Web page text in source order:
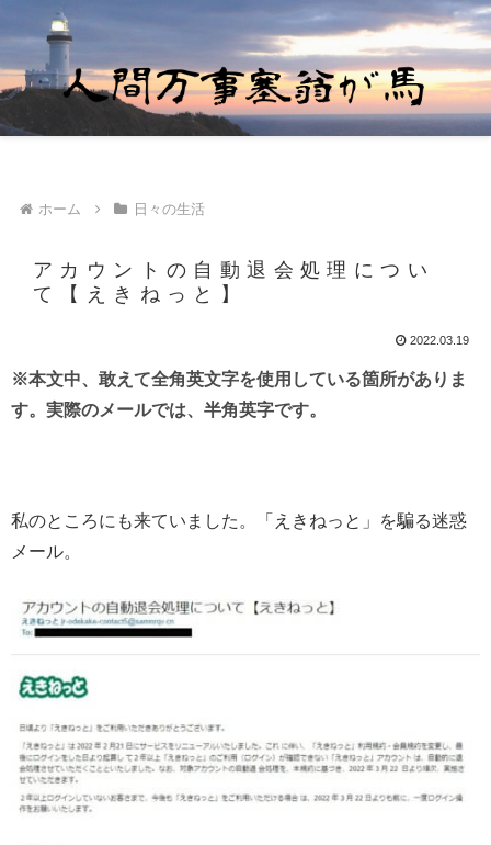
ホーム 日々の生活
アカウントの自動退会処理につい
て【えきねっと】
2022.03.19
※本文中、敢えて全角英文字を使用している箇所がありま
す。実際のメールでは、半角英字です。
私のところにも来ていました。「えきねっと」を騙る迷惑
メール。